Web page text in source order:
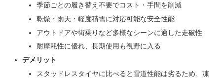
季節ごとの履き替え不要でコスト・手間を削減
乾燥・雨天・軽度積雪に対応可能な安全性能
アウトドアや街乗りなど多様なシーンに適した走破性
耐摩耗性に優れ、長期使用も視野に入る
デメリット
スタッドレスタイヤに比べると雪道性能は劣るため、凍